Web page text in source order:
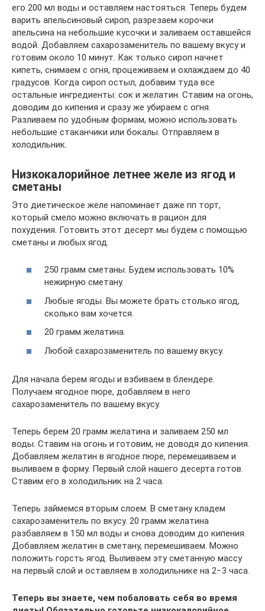
его 200 мл воды и оставляем настояться. Теперь будем
варить апельсиновый сироп, разрезаем корочки
апельсина на небольшие кусочки и заливаем оставшейся
водой. Добавляем сахарозаменитель по вашему вкусу и
готовим около 10 минут. Как только сироп начнет
кипеть, снимаем с огня, процеживаем и охлаждаем до 40
градусов. Когда сироп остыл, добавим туда все
остальные ингредиенты: сок и желатин. Ставим на огонь,
доводим до кипения и сразу же убираем с огня.
Разливаем по удобным формам, можно использовать
небольшие стаканчики или бокалы. Отправляем в
холодильник.
Низкокалорийное летнее желе из ягод и
сметаны
Это диетическое желе напоминает даже пп торт,
который смело можно включать в рацион для
похудения. Готовить этот десерт мы будем с помощью
сметаны и любых ягод.
250 грамм сметаны. Будем использовать 10%
нежирную сметану.
Любые ягоды. Вы можете брать столько ягод,
сколько вам хочется.
20 грамм желатина.
Любой сахарозаменитель по вашему вкусу.
Для начала берем ягоды и взбиваем в блендере.
Получаем ягодное пюре, добавляем в него
сахарозаменитель по вашему вкусу.
Теперь берем 20 грамм желатина и заливаем 250 мл
воды. Ставим на огонь и готовим, не доводя до кипения.
Добавляем желатин в ягодное пюре, перемешиваем и
выливаем в форму. Первый слой нашего десерта готов.
Ставим его в холодильник на 2 часа.
Теперь займемся вторым слоем. В сметану кладем
сахарозаменитель по вкусу. 20 грамм желатина
разбавляем в 150 мл воды и снова доводим до кипения.
Добавляем желатин в сметану, перемешиваем. Можно
положить горсть ягод. Выливаем эту сметанную массу
на первый слой и оставляем в холодильнике на 2−3 часа.
Теперь вы знаете, чем побаловать себя во время